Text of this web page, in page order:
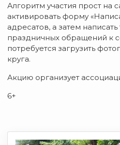
Алгоритм участия прост на
активировать форму
адресатов, а затем
праздничных обращений к
потребуется загрузить
круга.
Акцию организует
6+